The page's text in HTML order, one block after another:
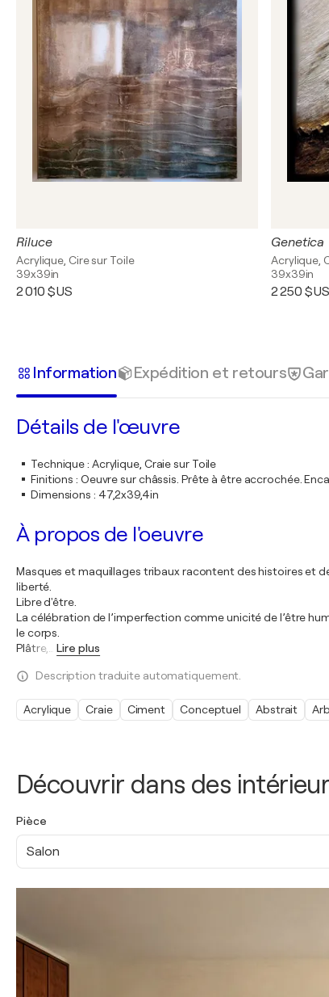
Découvrir dans des
Pièce
Salon
Riluce
Acrylique, Cire sur Toile
39x39in
2 010 $US
Genetica
Acrylique,
39x39in
2 250 $US
Information Expédition et retours
Détails de l'œuvre
Technique: Acrylique, Craie sur Toile
Finitions : Oeuvre sur châssis. Prête à être accrochée.
Dimensions : 47,2x39,4in
À propos de l'oeuvre
Masques et maquillages tribaux racontent des histoires et
liberté.
Libre d'être.
La célébration de l’imperfection comme unicité de l’être
le corps.
Plâtre,
Lire plus
Description traduite automatiquement.
Acrylique Craie Ciment Conceptuel Abstrait